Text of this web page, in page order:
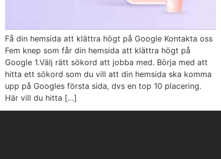
Få din hemsida att klättra högt på Google Kontakta oss
Fem knep som får din hemsida att klättra högt på
Google 1.Välj rätt sökord att jobba med. Börja med att
hitta ett sökord som du vill att din hemsida ska komma
upp på Googles första sida, dvs en top 10 placering.
Här vill du hitta […]